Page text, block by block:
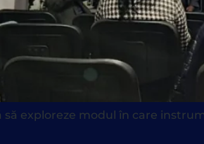
exploreze modul în care